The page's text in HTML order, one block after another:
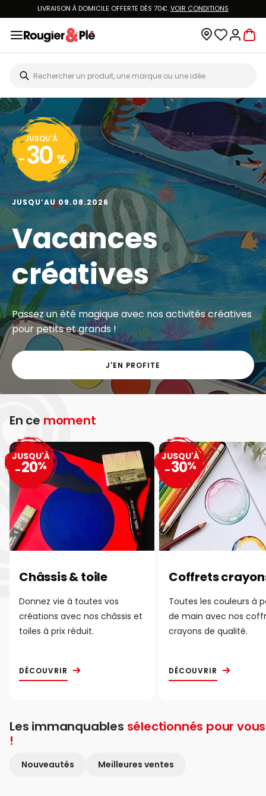
LIVRAISON À DOMICILE OFFERTE DÈS 70€.VOIR CONDITIONS
JUSQU'À
- 30 %
JUSQU’AU 09.08.2026
Vacances
créatives
Passez un été magique avec nos activités créatives
pour petits et grands !
J'EN PROFITE
En ce moment
Châssis & toile
Donnez vie à toutes vos
créations avec nos châssis et
toiles à prix réduit.
DÉCOUVRIR
JUSQU'À
-20%
Coffrets
Toutes les couleurs à
de main avec nos
crayons de qualité.
DÉCOUVRIR
JUSQU'À
-30%
Les immanquables sélectionnés pour vous
!
Nouveautés Meilleures ventes